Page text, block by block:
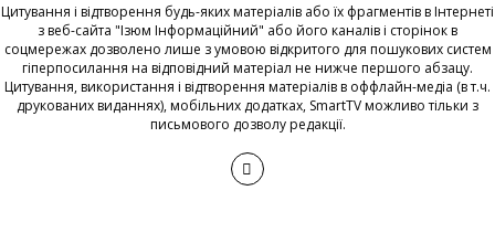
Цитування і відтворення будь-яких матеріалів або їх фрагментів в Інтернеті
з веб-сайта "Ізюм Інформаційний" або його каналів і сторінок в
соцмережах дозволено лише з умовою відкритого для пошукових систем
гіперпосилання на відповідний матеріал не нижче першого абзацу.
Цитування, використання і відтворення матеріалів в оффлайн-медіа (в т.ч.
друкованих виданнях), мобільних додатках, SmartTV можливо тільки з
письмового дозволу редакції.